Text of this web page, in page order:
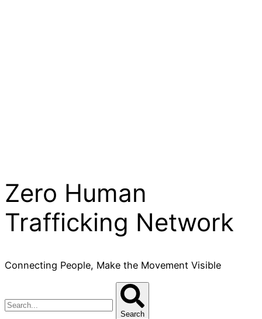
Zero Human
Trafficking Network
Connecting People, Make the Movement Visible
Search